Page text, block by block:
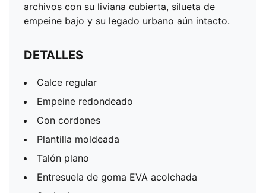
archivos con su liviana cubierta, silueta de
empeine bajo y su legado urbano aún intacto.
DETALLES
Calce regular
Empeine redondeado
Con cordones
Plantilla moldeada
Talón plano
Entresuela de goma EVA acolchada